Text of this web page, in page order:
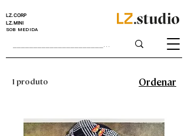
LZ.CORP
LZ.MINI
SOB MEDIDA
1 produto Ordenar